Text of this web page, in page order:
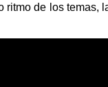
de los